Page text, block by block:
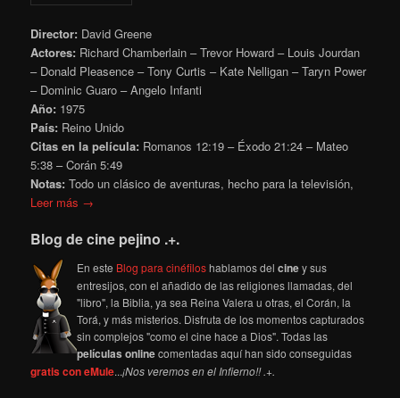
Director: David Greene
Actores: Richard Chamberlain – Trevor Howard – Louis Jourdan
– Donald Pleasence – Tony Curtis – Kate Nelligan – Taryn Power
– Dominic Guaro – Angelo Infanti
Año: 1975
País: Reino Unido
Citas en la película: Romanos 12:19 – Éxodo 21:24 – Mateo
5:38 – Corán 5:49
Notas:Todo un clásico de aventuras, hecho para la televisión,
Leer más →
Blog de cine pejino .+.
En este Blog para cinéfiloshablamos delciney sus
entresijos, con el añadido de las religiones llamadas, del
"libro", la Biblia, ya sea Reina Valera u otras, el Corán, la
Torá, y más misterios. Disfruta de los momentos capturados
sin complejos "como el cine hace a Dios". Todas las
películas onlinecomentadas aquí han sido conseguidas
gratis con eMule...¡Nos veremos en el Infierno!! .+.